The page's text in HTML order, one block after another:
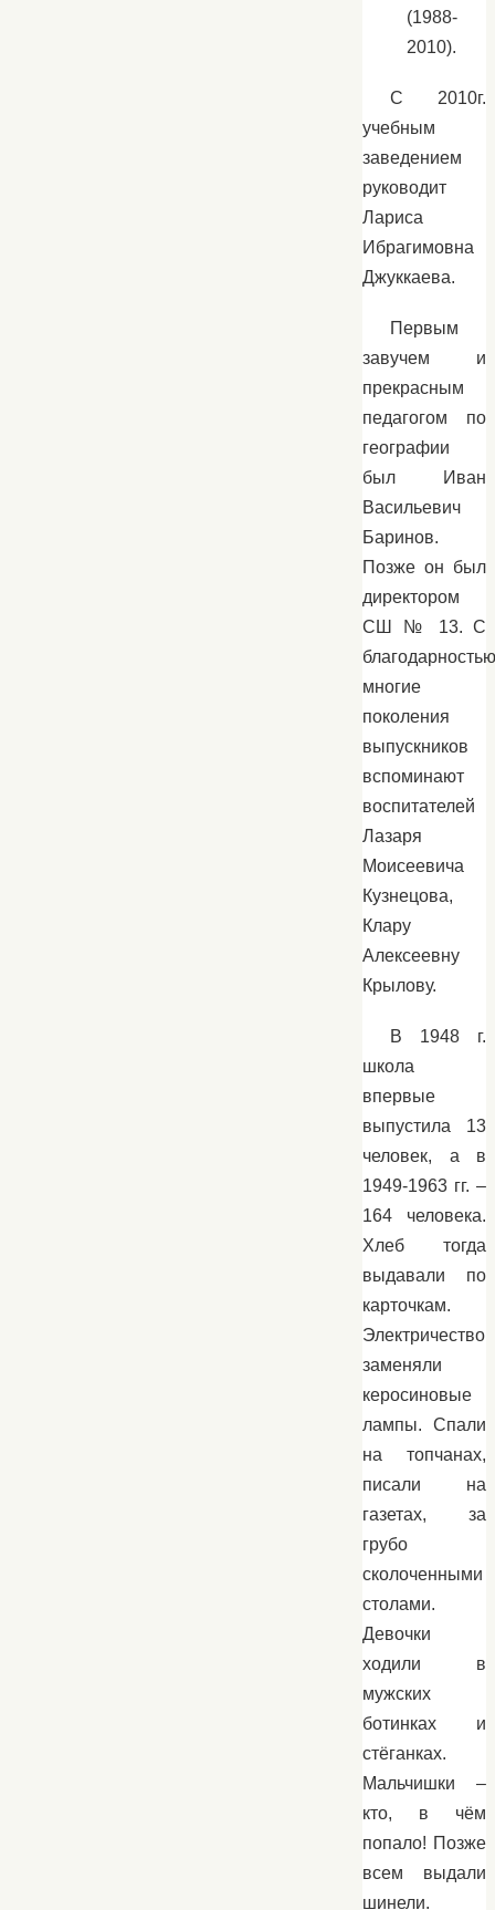
(1988-
2010).
С 2010г.
учебным
заведением
руководит
Лариса
Ибрагимовна
Джуккаева.
Первым
завучем и
прекрасным
педагогом по
географии
был Иван
Васильевич
Баринов.
Позже он был
директором
СШ № 13. С
благодарностью
многие
поколения
выпускников
вспоминают
воспитателей
Лазаря
Моисеевича
Кузнецова,
Клару
Алексеевну
Крылову.
В 1948 г.
школа
впервые
выпустила 13
человек, а в
1949-1963 гг. –
164 человека.
Хлеб тогда
выдавали по
карточкам.
Электричество
заменяли
керосиновые
лампы. Спали
на топчанах,
писали на
газетах, за
грубо
сколоченными
столами.
Девочки
ходили в
мужских
ботинках и
стёганках.
Мальчишки –
кто, в чём
попало! Позже
всем выдали
шинели.